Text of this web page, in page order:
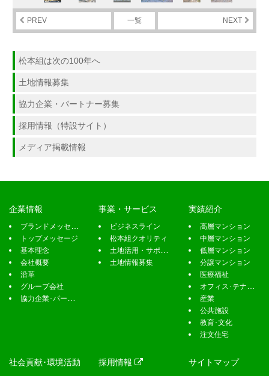
PREV 一覧 NEXT
企業情報
ブランドメッセージ
トップメッセージ
基本理念
会社概要
沿革
グループ会社
協力企業･パートナー募集
事業・サービス
ビジネスライン
松本組クオリティ
土地活用・サポート
土地情報募集
実績紹介
高層マンション
中層マンション
低層マンション
分譲マンション
医療福祉
オフィス･テナント
産業
公共施設
教育･文化
注文住宅
社会貢献･環境活動 採用情報 サイトマップ